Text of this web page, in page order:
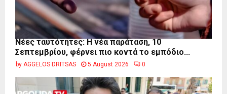
Νέες ταυτότητες: Η νέα παράταση, 10
Σεπτεμβρίου, φέρνει πιο κοντά το εμπόδιο...
by AGGELOS DRITSAS 5 August 2026 0